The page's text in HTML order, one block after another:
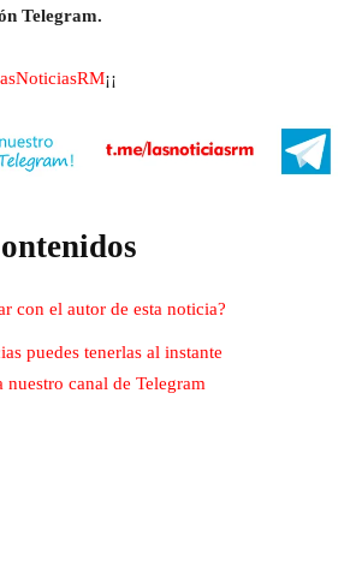
Telegram.
¡¡
con el autor de esta noticia?
puedes tenerlas al instante
nuestro canal de Telegram